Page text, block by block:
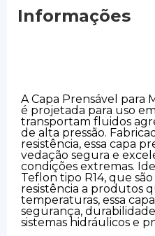
Informações
A Capa Prensável para
é projetada para uso
transportam fluidos
de alta pressão.
resistência, essa capa
vedação segura e
condições extremas.
Teflon tipo R14, que
resistência a produtos
temperaturas, essa
segurança,
sistemas hidráulicos e